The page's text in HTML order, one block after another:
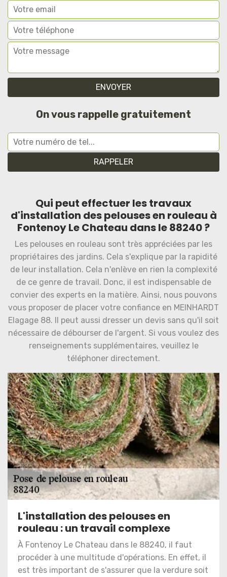
On vous rappelle gratuitement
Qui peut effectuer les travaux
d'installation des pelouses en rouleau à
Fontenoy Le Chateau dans le 88240 ?
Les pelouses en rouleau sont très appréciées par les
propriétaires des jardins. Cela s'explique par la rapidité
de leur installation. Cela n'enlève en rien la complexité
de ce genre de travail. Donc, il est indispensable de
convier des experts en la matière. Ainsi, nous pouvons
vous proposer de placer votre confiance en MEINHARDT
Elagage 88. Il peut aussi dresser un devis sans qu'il soit
nécessaire de débourser de l'argent. Si vous voulez des
renseignements supplémentaires, veuillez le
téléphoner directement.
L'installation des pelouses en
rouleau : un travail complexe
À Fontenoy Le Chateau dans le 88240, il faut
procéder à une multitude d'opérations. En effet, il
est très important de s'assurer que la verdure soit